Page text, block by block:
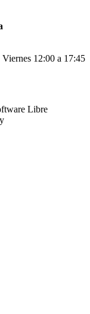
12:00 a 17:45
Libre